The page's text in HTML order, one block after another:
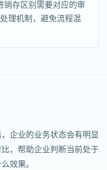
存区别需要对应的审
理机制，避免流程混
企业的业务状态会有明显
，帮助企业判断当前处于
效果。